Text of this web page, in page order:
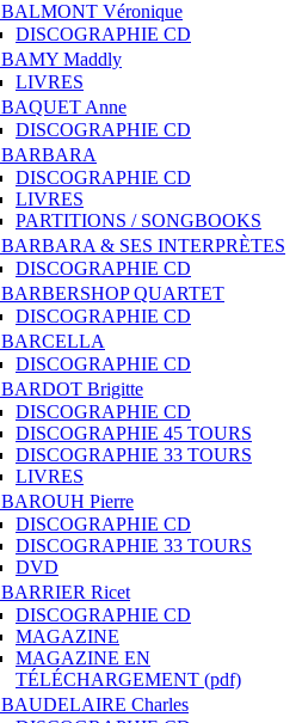
BALMONT Véronique
DISCOGRAPHIE CD
BAMY Maddly
LIVRES
BAQUET Anne
DISCOGRAPHIE CD
BARBARA
DISCOGRAPHIE CD
LIVRES
PARTITIONS / SONGBOOKS
BARBARA & SES INTERPRÈTES
DISCOGRAPHIE CD
BARBERSHOP QUARTET
DISCOGRAPHIE CD
BARCELLA
DISCOGRAPHIE CD
BARDOT Brigitte
DISCOGRAPHIE CD
DISCOGRAPHIE 45 TOURS
DISCOGRAPHIE 33 TOURS
LIVRES
BAROUH Pierre
DISCOGRAPHIE CD
DISCOGRAPHIE 33 TOURS
DVD
BARRIER Ricet
DISCOGRAPHIE CD
MAGAZINE
MAGAZINE EN
TÉLÉCHARGEMENT (pdf)
BAUDELAIRE Charles